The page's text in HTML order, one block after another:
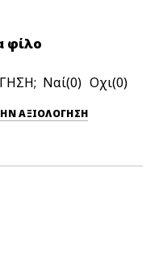
φίλο
0 0
ΑΥΤΉΝ ΤΗΝ ΑΞΙΟΛΟΓΗΣΗ